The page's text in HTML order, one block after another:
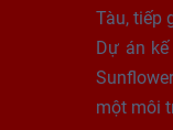
Tàu, tiếp
Dự án
một môi